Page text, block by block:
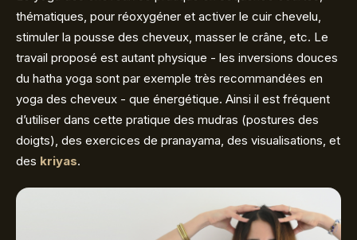
thématiques, pour réoxygéner et activer le cuir chevelu,
stimuler la pousse des cheveux, masser le crâne, etc. Le
travail proposé est autant physique - les inversions douces
du hatha yoga sont par exemple très recommandées en
yoga des cheveux - que énergétique. Ainsi il est fréquent
d’utiliser dans cette pratique des mudras (postures des
doigts), des exercices de pranayama, des visualisations, et
des kriyas.